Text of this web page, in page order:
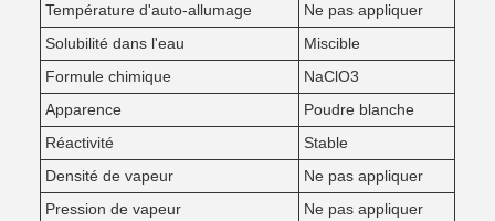
Température d'auto-allumage
Ne pas appliquer
Solubilité dans l'eau
Miscible
Formule chimique
NaClO3
Apparence
Poudre blanche
Réactivité
Stable
Densité de vapeur
Ne pas appliquer
Pression de vapeur
Ne pas appliquer